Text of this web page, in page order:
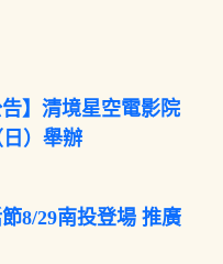
告】清境星空電影院
）舉辦
8/29南投登場 推廣